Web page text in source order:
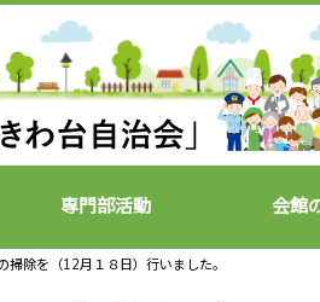
専門部活動 会館
除を（12月１８日）行いました。